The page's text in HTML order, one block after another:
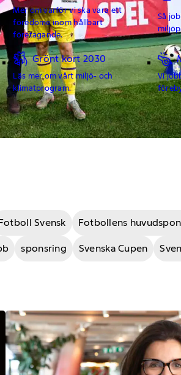
Mer om varför vi ska vara ett
föredöme inom hållbart
företagande.
Så
Grönt kort 2030
Läs mer om vårt miljö- och
klimatprogram.
Vi
Svensk Fotbollens
sponsring Svenska Cupen